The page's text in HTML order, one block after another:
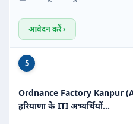
आवेदन करें ›
5
Ordnance Factory Kanpur
हरियाणा के ITI अभ्यर्थियों…